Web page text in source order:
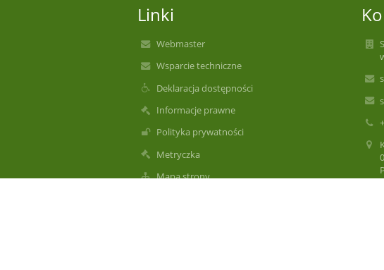
Linki
Webmaster
Wsparcie techniczne
Deklaracja dostępności
Informacje prawne
Polityka prywatności
Metryczka
Mapa strony